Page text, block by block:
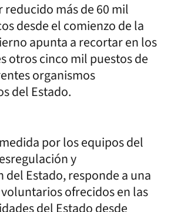
reducido más de 60 mil
desde el comienzo de la
apunta a recortar en los
otros cinco mil puestos de
organismos
del Estado.
por los equipos del
y
Estado, responde a una
ofrecidos en las